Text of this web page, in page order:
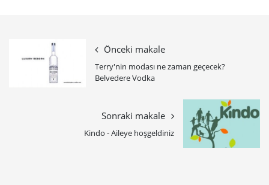
Önceki makale
Terry'nin modası ne zaman geçecek?
Belvedere Vodka
Sonraki makale
Kindo - Aileye hoşgeldiniz